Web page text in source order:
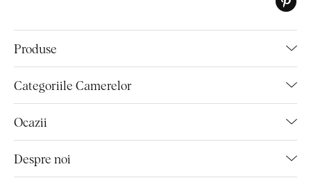
Produse
Categoriile Camerelor
Ocazii
Despre noi